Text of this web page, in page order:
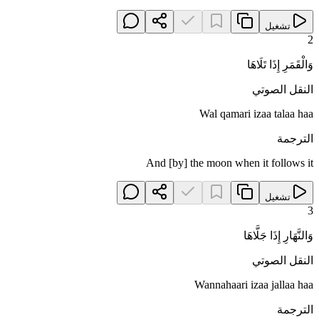
تشغيل
2
وَالْقَمَرِ إِذَا تَلَاهَا
النقل الصوتي
Wal qamari izaa talaa haa
الترجمة
And [by] the moon when it follows it
تشغيل
3
وَالنَّهَارِ إِذَا جَلَّاهَا
النقل الصوتي
Wannahaari izaa jallaa haa
الترجمة